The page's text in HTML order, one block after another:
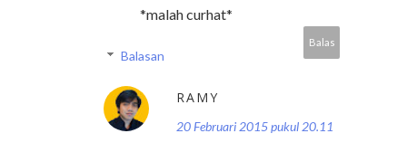
*malah curhat*
Balas
Balasan
RAMY
20 Februari 2015 pukul 20.11